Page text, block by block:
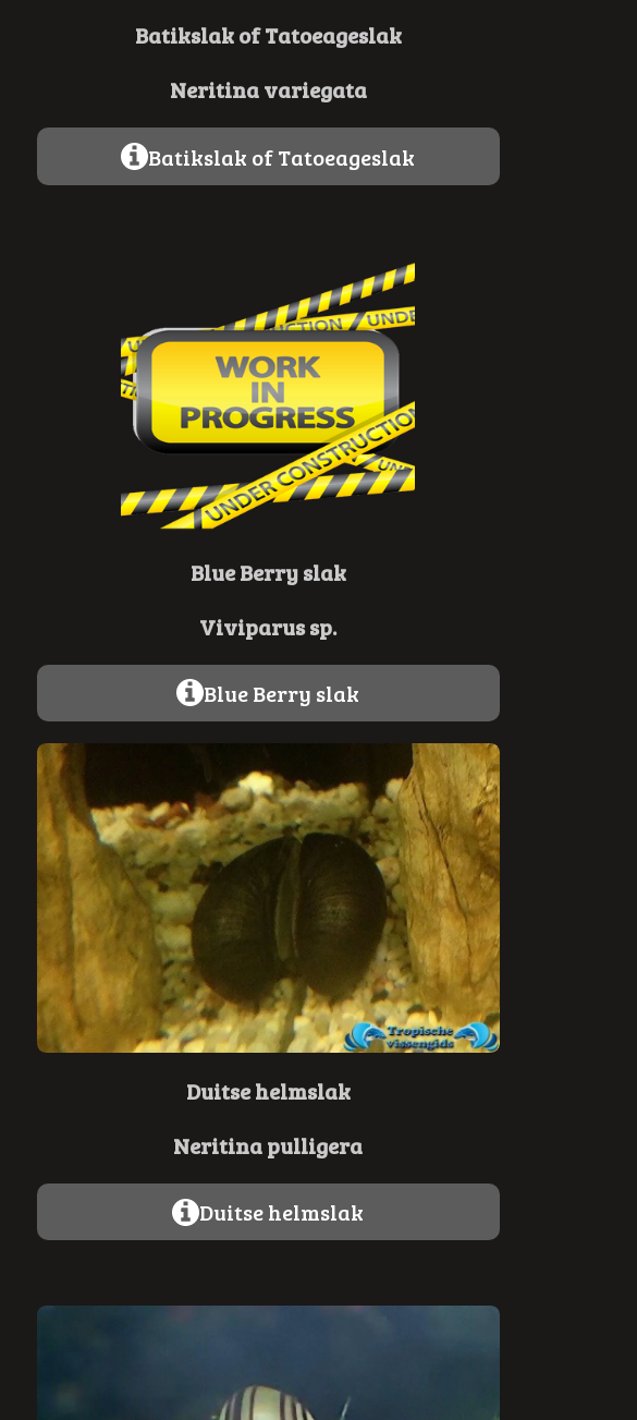
Batikslak ofTatoeageslak
Neritina variegata
Batikslak of Tatoeageslak
Blue Berryslak
Viviparus sp.
Blue Berry slak
Duitse helmslak
Neritina pulligera
Duitse helmslak